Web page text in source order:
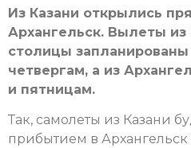
Из Казани открылись
Архангельск. Вылеты из
столицы
четвергам, а из
и пятницам.
Так, самолеты из Казани
прибытием в Архангельск